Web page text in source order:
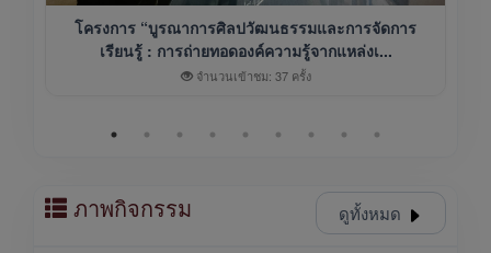
โครงการ “บูรณาการศิลปวัฒนธรรมและการจัดการ
เรียนรู้ : การถ่ายทอดองค์ความรู้จากแหล่งเ...
จำนวนเข้าชม: 37 ครั้ง
ภาพกิจกรรม ดูทั้งหมด